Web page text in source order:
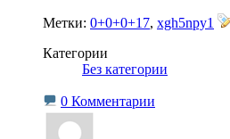
Метки: 0+0+0+17, xgh5npy1
Категории
Без категории
0 Комментарии